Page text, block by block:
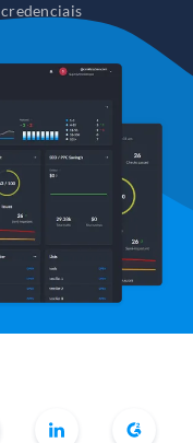
credenciais